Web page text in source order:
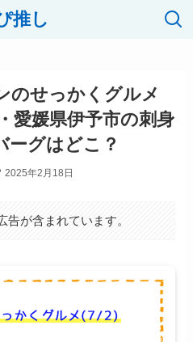
推し
のせっかくグルメ
愛媛県伊予市の刺身
ーグはどこ？
2025年2月18日
が含まれています。